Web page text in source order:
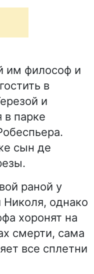
им философ и
в
и
парке
сын де
раной у
Николя, однако
хоронят на
смерти, сама
все сплетни